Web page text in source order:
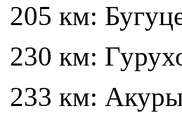
205 км:
230 км:
233 км: